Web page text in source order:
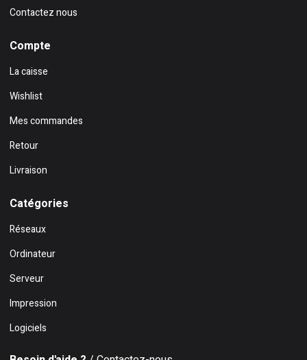
Contactez nous
Compte
La caisse
Wishlist
Mes commandes
Retour
Livraison
Catégories
Réseaux
Ordinateur
Serveur
Impression
Logiciels